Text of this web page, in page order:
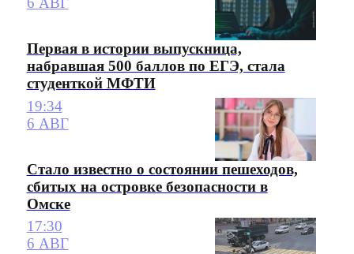
Первая в истории выпускница,
набравшая 500 баллов по ЕГЭ, стала
студенткой МФТИ
19:34
6 АВГ
Стало известно о состоянии пешеходов,
сбитых на островке безопасности в
Омске
17:30
6 АВГ